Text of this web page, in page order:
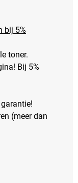
bij 5%
toner.
Bij 5%
(meer dan